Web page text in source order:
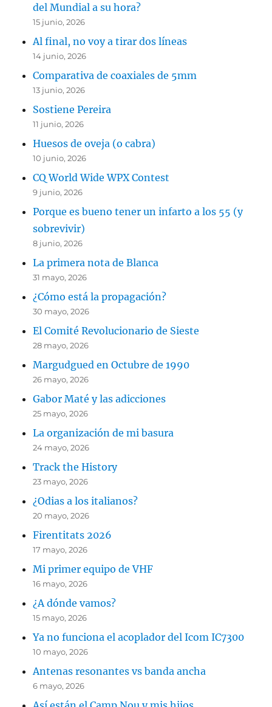
del Mundial a su hora?
15 junio, 2026
Al final, no voy a tirar dos líneas
14 junio, 2026
Comparativa de coaxiales de 5mm
13 junio, 2026
Sostiene Pereira
11 junio, 2026
Huesos de oveja (o cabra)
10 junio, 2026
CQ World Wide WPX Contest
9 junio, 2026
Porque es bueno tener un infarto a los 55 (y
sobrevivir)
8 junio, 2026
La primera nota de Blanca
31 mayo, 2026
¿Cómo está la propagación?
30 mayo, 2026
El Comité Revolucionario de Sieste
28 mayo, 2026
Margudgued en Octubre de 1990
26 mayo, 2026
Gabor Maté y las adicciones
25 mayo, 2026
La organización de mi basura
24 mayo, 2026
Track the History
23 mayo, 2026
¿Odias a los italianos?
20 mayo, 2026
Firentitats 2026
17 mayo, 2026
Mi primer equipo de VHF
16 mayo, 2026
¿A dónde vamos?
15 mayo, 2026
Ya no funciona el acoplador del Icom IC7300
10 mayo, 2026
Antenas resonantes vs banda ancha
6 mayo, 2026